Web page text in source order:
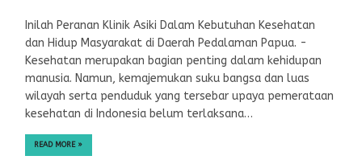
Inilah Peranan Klinik Asiki Dalam Kebutuhan Kesehatan
dan Hidup Masyarakat di Daerah Pedalaman Papua. -
Kesehatan merupakan bagian penting dalam kehidupan
manusia. Namun, kemajemukan suku bangsa dan luas
wilayah serta penduduk yang tersebar upaya pemerataan
kesehatan di Indonesia belum terlaksana…
READ MORE »